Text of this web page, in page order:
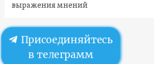
выражения мнений
Присоединяйтесь
в телеграмм